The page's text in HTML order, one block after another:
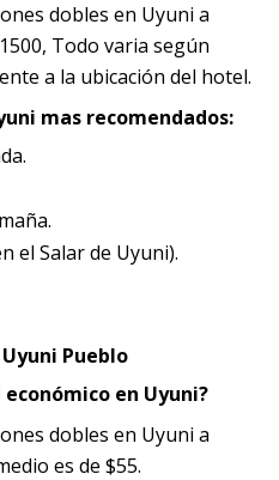
dobles en Uyuni a
Todo varia según
a la ubicación del hotel.
mas recomendados:
el Salar de Uyuni).
Pueblo
en Uyuni?
dobles en Uyuni a
es de $55.